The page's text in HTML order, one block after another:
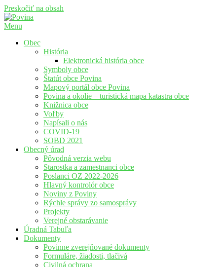
Preskočiť na obsah
Menu
Obec
História
Elektronická história obce
Symboly obce
Štatút obce Povina
Mapový portál obce Povina
Povina a okolie – turistická mapa katastra obce
Knižnica obce
Voľby
Napísali o nás
COVID-19
SOBD 2021
Obecný úrad
Pôvodná verzia webu
Starostka a zamestnanci obce
Poslanci OZ 2022-2026
Hlavný kontrolór obce
Noviny z Poviny
Rýchle správy zo samosprávy
Projekty
Verejné obstarávanie
Úradná Tabuľa
Dokumenty
Povinne zverejňované dokumenty
Formuláre, žiadosti, tlačivá
Civilná ochrana